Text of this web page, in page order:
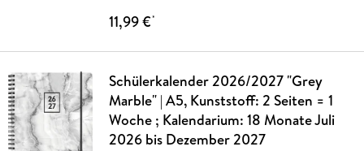
11,99 €*
Schülerkalender 2026/2027 "Grey
Marble" | A5, Kunststoff: 2 Seiten = 1
Woche ; Kalendarium: 18 Monate Juli
2026 bis Dezember 2027